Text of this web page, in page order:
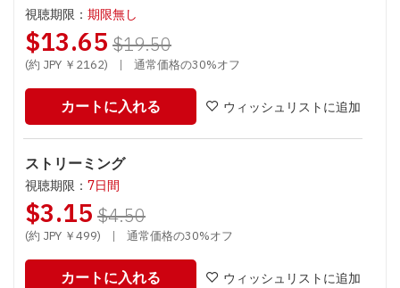
視聴期限： 期限無し
$13.65 $19.50
(約 JPY ￥2162) | 通常価格の30%オフ
カートに入れる ウィッシュリストに追加
ストリーミング
視聴期限： 7日間
$3.15 $4.50
(約 JPY ￥499) | 通常価格の30%オフ
カートに入れる ウィッシュリストに追加